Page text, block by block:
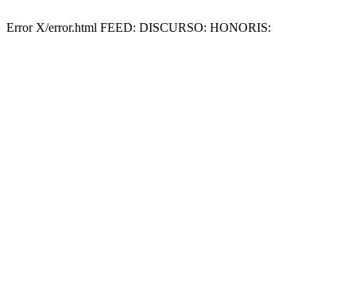
Error X/error.html FEED: DISCURSO: HONORIS: